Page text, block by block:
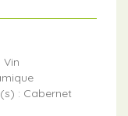
Vin
: Cabernet